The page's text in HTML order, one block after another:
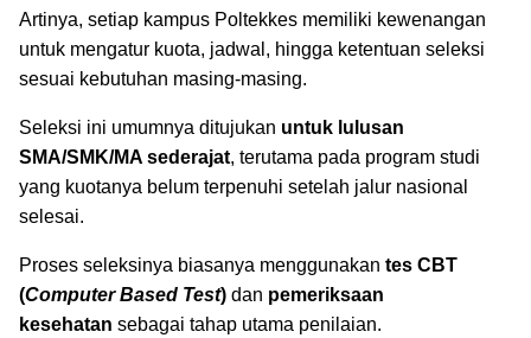
Artinya, setiap kampus Poltekkes memiliki kewenangan
untuk mengatur kuota, jadwal, hingga ketentuan seleksi
sesuai kebutuhan masing-masing.
Seleksi ini umumnya ditujukan untuk lulusan
SMA/SMK/MA sederajat, terutama pada program studi
yang kuotanya belum terpenuhi setelah jalur nasional
selesai.
Proses seleksinya biasanya menggunakan tes CBT
(Computer Based Test) dan pemeriksaan
kesehatan sebagai tahap utama penilaian.